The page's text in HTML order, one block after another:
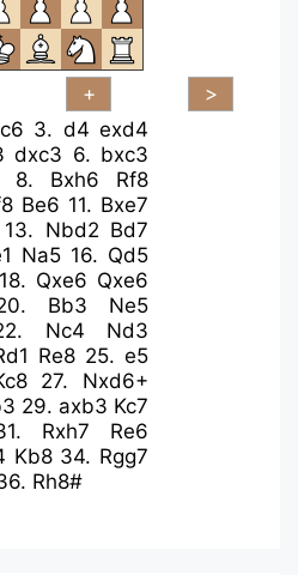
3. d4 exd4
dxc3 6. bxc3
8. Bxh6
Rf8
Be6 11. Bxe7
13. Nbd2 Bd7
Na5 16. Qd5
18. Qxe6 Qxe6
Bb3
Ne5
Nc4
Nd3
Re8 25.e5
27. Nxd6+
29. axb3 Kc7
Rxh7
Re6
Kb8 34. Rgg7
Rh8#